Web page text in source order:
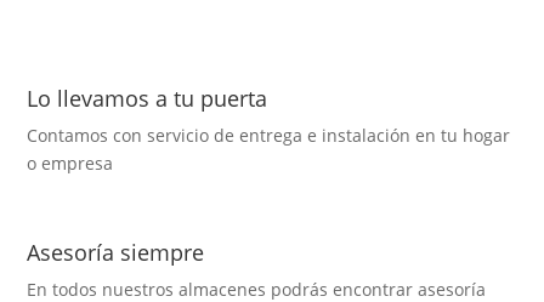
Lo llevamos a tu puerta
Contamos con servicio de entrega e instalación en tu hogar
o empresa
Asesoría siempre
En todos nuestros almacenes podrás encontrar asesoría